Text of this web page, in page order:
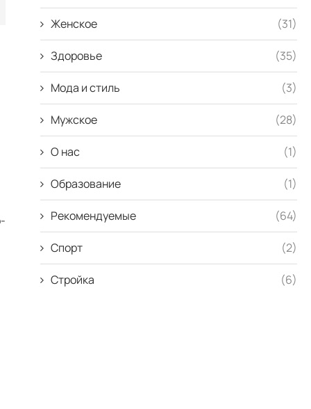
Женское (31)
Здоровье (35)
Мода и стиль (3)
Мужское (28)
О нас (1)
Образование (1)
Рекомендуемые (64)
Спорт (2)
Стройка (6)